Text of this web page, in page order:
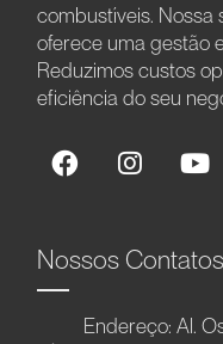
combustíveis. Nossa
oferece uma gestão
Reduzimos custos
eficiência do seu
Nossos Contatos
Endereço: Al.